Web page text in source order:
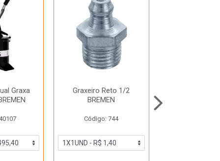
Graxa
Graxeiro Reto 1/2
BREMEN
Código: 744